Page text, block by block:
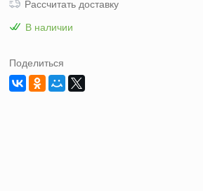
Рассчитать доставку
В наличии
Поделиться